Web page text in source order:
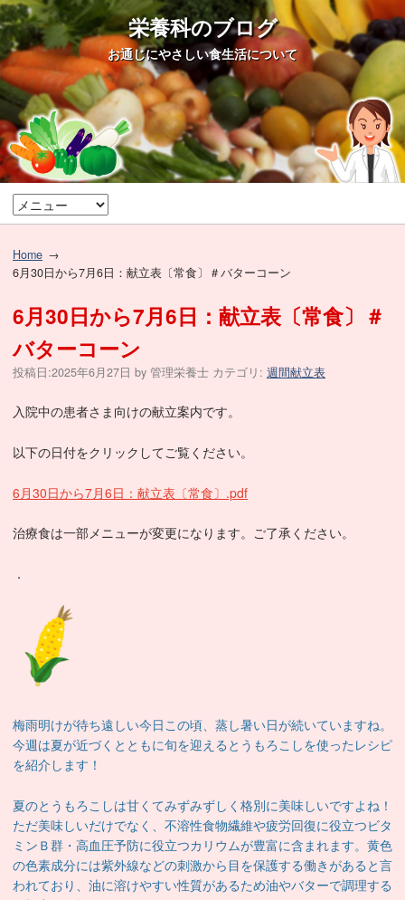
栄養科のブログ
お通じにやさしい食生活について
Home
6月30日から7月6日：献立表〔常食〕＃バターコーン
6月30日から7月6日：献立表〔常食〕＃
バターコーン
投稿日:2025年6月27日 by 管理栄養士 カテゴリ: 週間献立表
入院中の患者さま向けの献立案内です。
以下の日付をクリックしてご覧ください。
6月30日から7月6日：献立表〔常食〕.pdf
治療食は一部メニューが変更になります。ご了承ください。
．
梅雨明けが待ち遠しい今日この頃、蒸し暑い日が続いていますね。
今週は夏が近づくとともに旬を迎えるとうもろこしを使ったレシピ
を紹介します！
夏のとうもろこしは甘くてみずみずしく格別に美味しいですよね！
ただ美味しいだけでなく、不溶性食物繊維や疲労回復に役立つビタ
ミンＢ群・高血圧予防に役立つカリウムが豊富に含まれます。黄色
の色素成分には紫外線などの刺激から目を保護する働きがあると言
われており、油に溶けやすい性質があるため油やバターで調理する